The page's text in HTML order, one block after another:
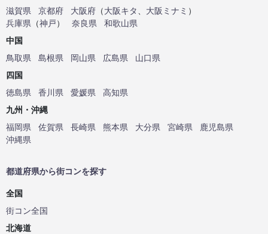
滋賀県
京都府 大阪府 （大阪キタ 大阪ミナミ ）
兵庫県 （神戸） 奈良県
和歌山県
中国
鳥取県
島根県 岡山県 広島県
山口県
四国
徳島県
香川県 愛媛県
高知県
九州・沖縄
福岡県
佐賀県 長崎県 熊本県 大分県 宮崎県
鹿児島県
沖縄県
都道府県から街コンを探す
全国
街コン全国
北海道